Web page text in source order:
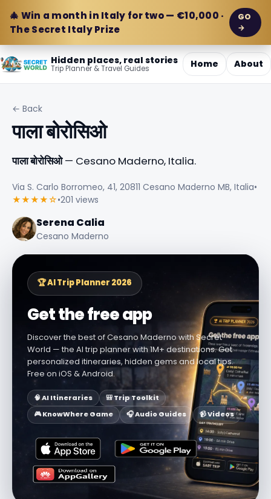
🎄 Win a month in Italy for two — €10,000 ·
The Secret Italy Prize
GO
→
Hidden places, real stories
Trip Planner & Travel Guides Home About
← Back
पाला बोरोसिओ
पाला बोरोसिओ— Cesano Maderno, Italia.
Via S. Carlo Borromeo, 41, 20811 Cesano Maderno MB, Italia•
★★★★☆•201 views
Serena Calia
Cesano Maderno
🏆 AI Trip Planner 2026
Get the free app
Discover the best of Cesano Maderno with Secret
World — the AI trip planner with 1M+ destinations. Get
personalized itineraries, hidden gems and local tips.
Free on iOS & Android.
🧠 AI Itineraries
🎒 Trip Toolkit
🎮 KnowWhere Game
🎧 Audio Guides 📹 Videos